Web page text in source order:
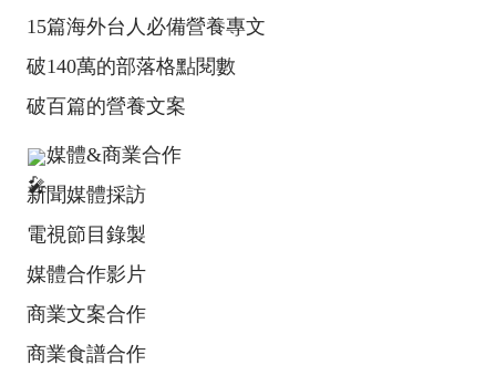
15篇海外台人必備營養專文
破140萬的部落格點閱數
破百篇的營養文案
媒體&商業合作
新聞媒體採訪
電視節目錄製
媒體合作影片
商業文案合作
商業食譜合作